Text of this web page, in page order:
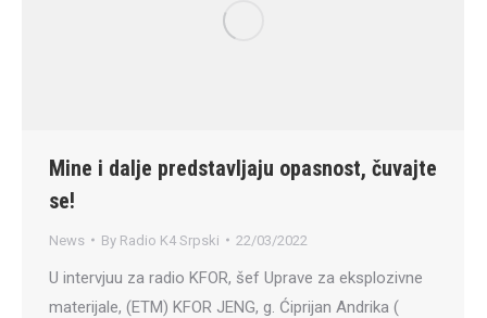
Mine i dalje predstavljaju opasnost, čuvajte
se!
News By Radio K4 Srpski 22/03/2022
U intervjuu za radio KFOR, šef Uprave za eksplozivne
materijale, (ETM) KFOR JENG, g. Ćiprijan Andrika (